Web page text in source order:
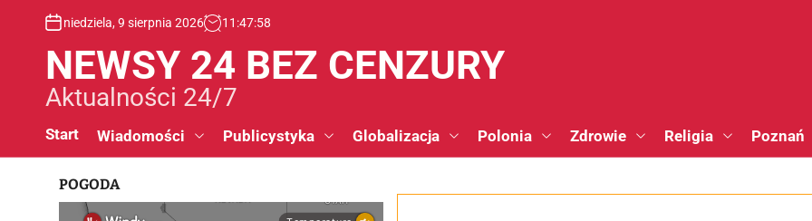
niedziela, 9 sierpnia 2026 11 :47:59
NEWSY 24 BEZ CENZURY
Aktualności 24/7
Start Wiadomości Publicystyka Globalizacja Polonia Zdrowie Religia Poznań
POGODA